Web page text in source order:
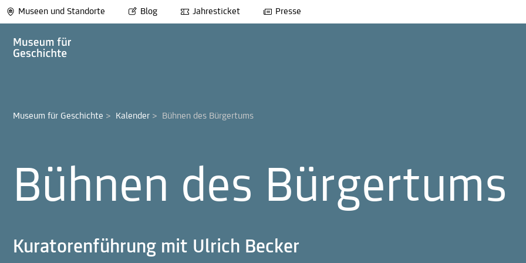
Museen und Standorte Blog Jahresticket Presse
Museum für Geschichte > Kalender > Bühnen des Bürgertums
Bühnen des Bürgertums
Kuratorenführung mit Ulrich Becker